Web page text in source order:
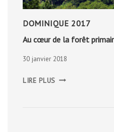
DOMINIQUE 2017
Au cœur de la forêt
30 janvier 2018
LIRE PLUS CŒUR